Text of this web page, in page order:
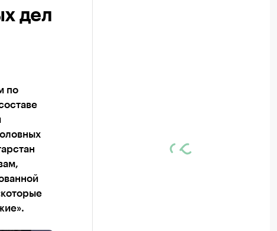
дел
по